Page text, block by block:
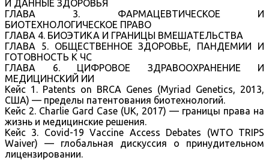
И ДАННЫЕ ЗДОРОВЬЯ
ГЛАВА 3. ФАРМАЦЕВТИЧЕСКОЕ И
БИОТЕХНОЛОГИЧЕСКОЕ ПРАВО
ГЛАВА 4. БИОЭТИКА И ГРАНИЦЫ ВМЕШАТЕЛЬСТВА
ГЛАВА 5. ОБЩЕСТВЕННОЕ ЗДОРОВЬЕ, ПАНДЕМИИ И
ГОТОВНОСТЬ К ЧС
ГЛАВА 6. ЦИФРОВОЕ ЗДРАВООХРАНЕНИЕ И
МЕДИЦИНСКИЙ ИИ
Кейс 1. Patents on BRCA Genes (Myriad Genetics, 2013,
США) — пределы патентования биотехнологий.
Кейс 2. Charlie Gard Case (UK, 2017) — границы права на
жизнь и медицинские решения.
Кейс 3. Covid-19 Vaccine Access Debates (WTO TRIPS
Waiver) — глобальная дискуссия о принудительном
лицензировании.